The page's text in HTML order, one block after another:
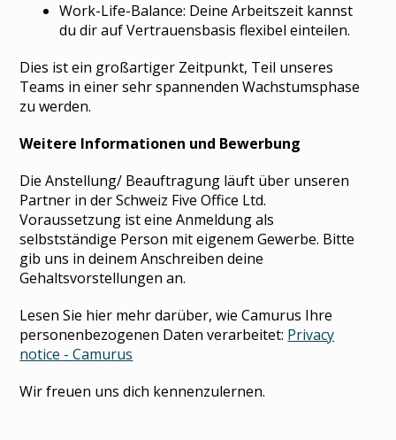
Work-Life-Balance: Deine Arbeitszeit kannst
du dir auf Vertrauensbasis flexibel einteilen.
Dies ist ein großartiger Zeitpunkt, Teil unseres
Teams in einer sehr spannenden Wachstumsphase
zu werden.
Weitere Informationen und Bewerbung
Die Anstellung/ Beauftragung läuft über unseren
Partner in der Schweiz Five Office Ltd.
Voraussetzung ist eine Anmeldung als
selbstständige Person mit eigenem Gewerbe. Bitte
gib uns in deinem Anschreiben deine
Gehaltsvorstellungen an.
Lesen Sie hier mehr darüber, wie Camurus Ihre
personenbezogenen Daten verarbeitet: Privacy
notice - Camurus
Wir freuen uns dich kennenzulernen.